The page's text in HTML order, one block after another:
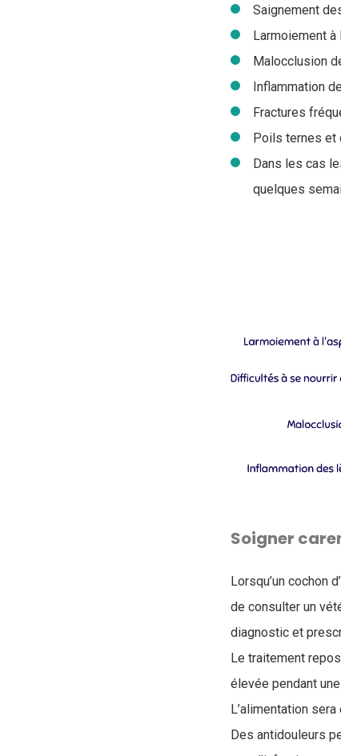
Saignement
Larmoiement à
Malocclusion
Inflammation
Fractures
Poils ternes et
Dans les cas
quelques
Soigner
Lorsqu’un cochon
de consulter un
diagnostic et
Le traitement
élevée pendant
L’alimentation
Des antidouleurs